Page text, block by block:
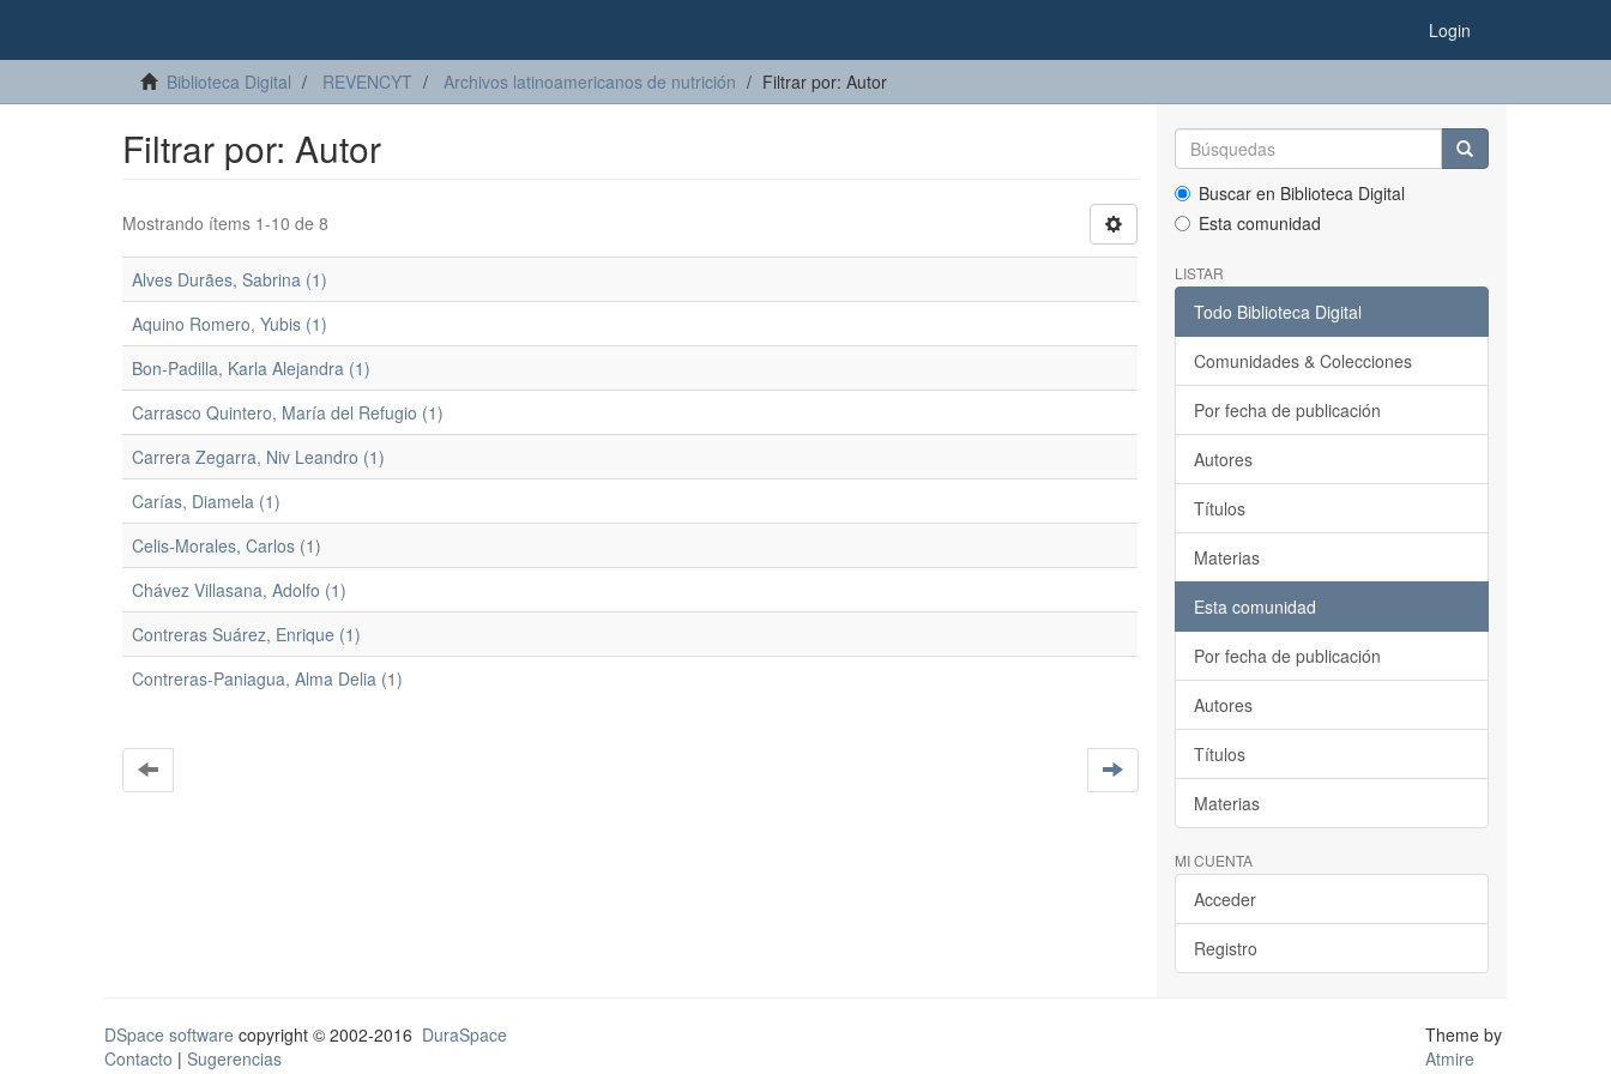
Login
Biblioteca Digital REVENCYT Archivos latinoamericanos de nutrición Filtrar por: Autor
Filtrar por: Autor
Mostrando ítems 1-10 de 8
Alves Durães, Sabrina (1)
Aquino Romero, Yubis (1)
Bon-Padilla, Karla Alejandra (1)
Carrasco Quintero, María del Refugio (1)
Carrera Zegarra, Niv Leandro (1)
Carías, Diamela (1)
Celis-Morales, Carlos (1)
Chávez Villasana, Adolfo (1)
Contreras Suárez, Enrique (1)
Contreras-Paniagua, Alma Delia (1)
Buscar en Biblioteca Digital
Esta comunidad
LISTAR
Todo Biblioteca Digital
Comunidades & Colecciones
Por fecha de publicación
Autores
Títulos
Materias
Esta comunidad
Por fecha de publicación
Autores
Títulos
Materias
MI CUENTA
Acceder
Registro
DSpace software copyright © 2002-2016 DuraSpace
Contacto | Sugerencias
Theme by
Atmire